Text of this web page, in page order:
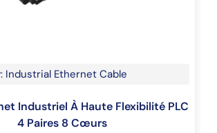
Industrial Ethernet Cable
Industriel À Haute Flexibilité PLC
4 Paires 8 Cœurs